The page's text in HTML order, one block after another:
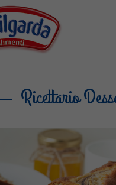
Ricettario